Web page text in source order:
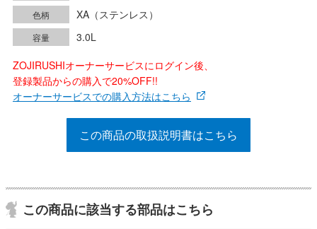
色柄 XA（ステンレス）
容量
3.0L
ZOJIRUSHIオーナーサービスにログイン後、
登録製品からの購入で20%OFF!!
オーナーサービスでの購入方法はこちら
この商品の取扱説明書はこちら
この商品に該当する部品はこちら